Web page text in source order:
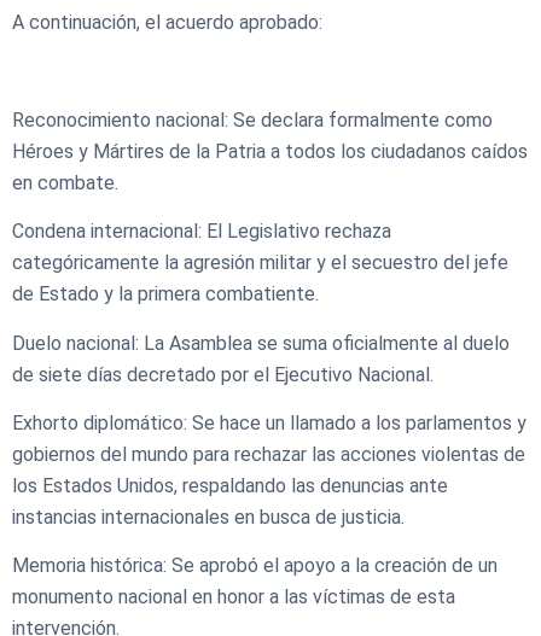
A continuación, el acuerdo aprobado:
Reconocimiento nacional: Se declara formalmente como
Héroes y Mártires de la Patria a todos los ciudadanos caídos
en combate.
Condena internacional: El Legislativo rechaza
categóricamente la agresión militar y el secuestro del jefe
de Estado y la primera combatiente.
Duelo nacional: La Asamblea se suma oficialmente al duelo
de siete días decretado por el Ejecutivo Nacional.
Exhorto diplomático: Se hace un llamado a los parlamentos y
gobiernos del mundo para rechazar las acciones violentas de
los Estados Unidos, respaldando las denuncias ante
instancias internacionales en busca de justicia.
Memoria histórica: Se aprobó el apoyo a la creación de un
monumento nacional en honor a las víctimas de esta
intervención.